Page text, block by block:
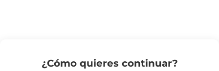
¿Cómo quieres continuar?